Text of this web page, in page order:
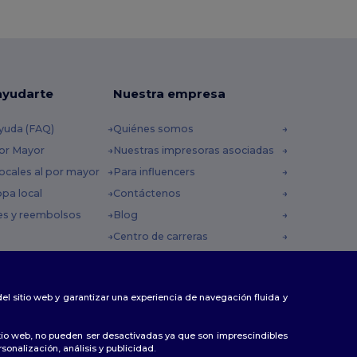
(FAQ)
Mayor
al por mayor
local
y reembolsos
Nuestra empresa
Quiénes somos
Nuestras impresoras asociadas
Para influencers
Contáctenos
Blog
Centro de carreras
sitio web y garantizar una experiencia de navegación fluida y
web, no pueden ser desactivadas ya que son imprescindibles
análisis y publicidad.